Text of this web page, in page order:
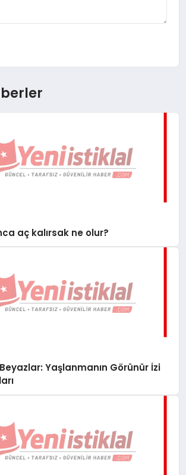
aç kalırsak ne olur?
Yaşlanmanın Görünür İzi